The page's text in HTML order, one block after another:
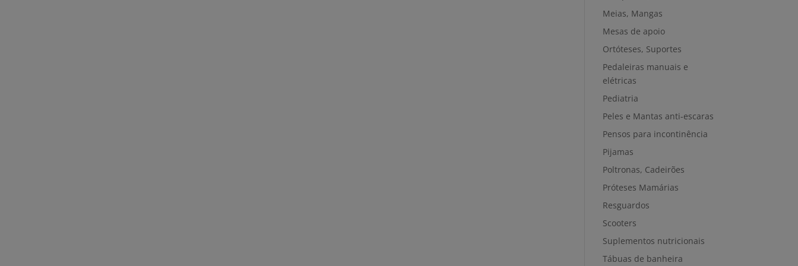
Meias, Mangas
Mesas de apoio
Ortóteses, Suportes
Pedaleiras manuais e
elétricas
Pediatria
Peles e Mantas anti-escaras
Pensos para incontinência
Pijamas
Poltronas, Cadeirões
Próteses Mamárias
Resguardos
Scooters
Suplementos nutricionais
Tábuas de banheira